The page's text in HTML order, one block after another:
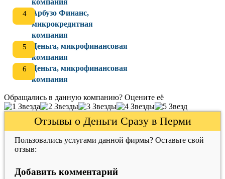
компания
Арбузо Финанс,
микрокредитная
компания
Деньга, микрофинансовая
компания
Деньга, микрофинансовая
компания
Обращались в данную компанию? Оцените её
Отзывы о Деньги Сразу в Перми
Пользовались услугами данной фирмы? Оставьте свой
отзыв:
Добавить комментарий